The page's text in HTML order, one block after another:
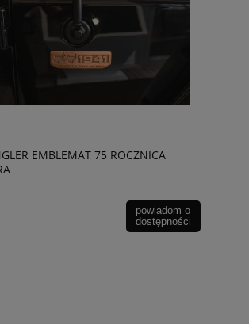
EMBLEMAT 75 ROCZNICA
powiadom o
dostępności